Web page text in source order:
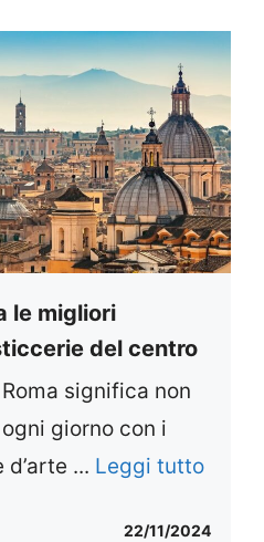
le migliori
del centro
significa non
giorno con i
... Leggi tutto
22/11/2024